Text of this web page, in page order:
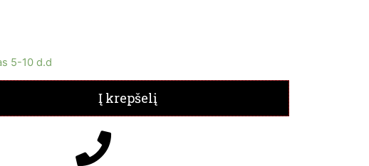
5-10 d.d
Į krepšelį